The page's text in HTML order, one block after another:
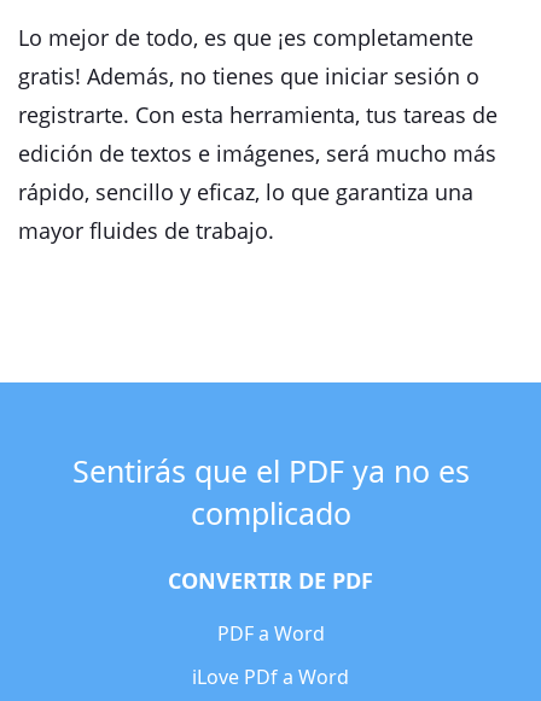
Lo mejor de todo, es que ¡es completamente
gratis! Además, no tienes que iniciar sesión o
registrarte. Con esta herramienta, tus tareas de
edición de textos e imágenes, será mucho más
rápido, sencillo y eficaz, lo que garantiza una
mayor fluides de trabajo.
Sentirás que el PDF ya no es
complicado
CONVERTIR DE PDF
PDF a Word
iLove PDf a Word